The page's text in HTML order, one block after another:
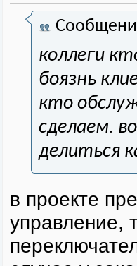
коллеги
боязнь
кто
сделаем.
делиться
в проекте
управление,